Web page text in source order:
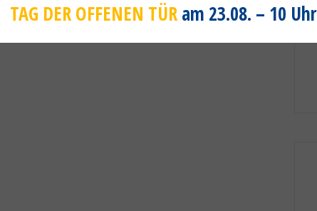
TAG DER OFFENEN TÜRam 23.08. – 10 Uhr